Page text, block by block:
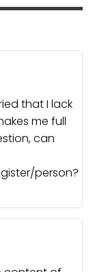
that I lack
me full
can
person?